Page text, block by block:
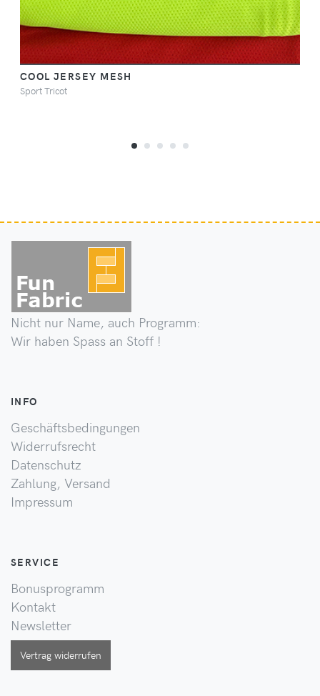
COOL JERSEY MESH
Sport Tricot
Nicht nur Name, auch Programm:
Wir haben Spass an Stoff !
INFO
Geschäftsbedingungen
Widerrufsrecht
Datenschutz
Zahlung, Versand
Impressum
SERVICE
Bonusprogramm
Kontakt
Newsletter
Vertrag widerrufen